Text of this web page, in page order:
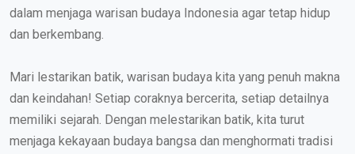
dalam menjaga warisan budaya Indonesia agar tetap hidup
dan berkembang.
Mari lestarikan batik, warisan budaya kita yang penuh makna
dan keindahan! Setiap coraknya bercerita, setiap detailnya
memiliki sejarah. Dengan melestarikan batik, kita turut
menjaga kekayaan budaya bangsa dan menghormati tradisi